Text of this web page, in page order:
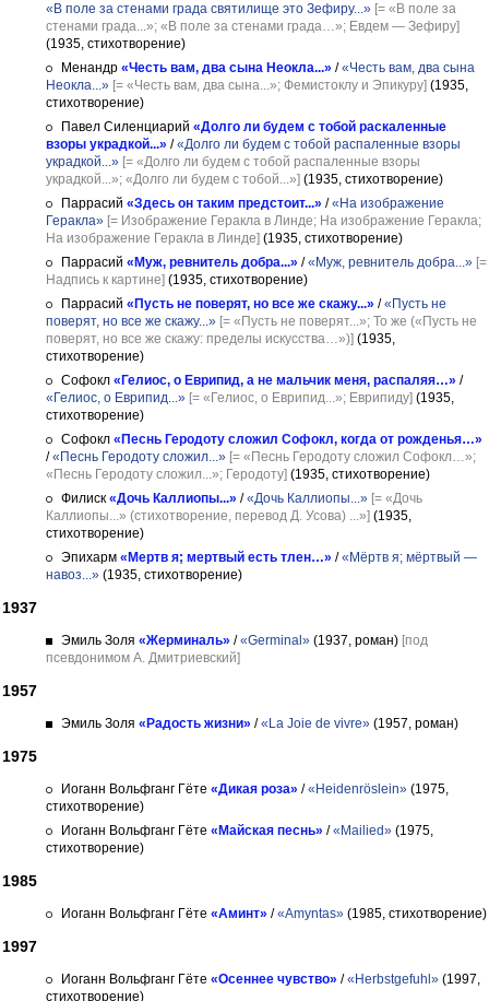
«В поле за стенами града святилище это Зефиру...» [= «В поле за
стенами града...»; «В поле за стенами града…»; Евдем — Зефиру]
(1935, стихотворение)
Менандр «Честь вам, два сына Неокла...» /«Честь вам, два сына
Неокла...» [= «Честь вам, два сына...»; Фемистоклу и Эпикуру] (1935,
стихотворение)
Павел Силенциарий «Долго ли будем с тобой раскаленные
взоры украдкой...» /«Долго ли будем с тобой распаленные взоры
украдкой...» [= «Долго ли будем с тобой распаленные взоры
украдкой...»; «Долго ли будем с тобой...»] (1935, стихотворение)
Паррасий «Здесь он таким предстоит...» /«На изображение
Геракла» [= Изображение Геракла в Линде; На изображение Геракла;
На изображение Геракла в Линде] (1935, стихотворение)
Паррасий «Муж, ревнитель добра...» /«Муж, ревнитель добра...» [=
Надпись к картине] (1935, стихотворение)
Паррасий «Пусть не поверят, но все же скажу...» /«Пусть не
поверят, но все же скажу...» [= «Пусть не поверят...»; То же («Пусть не
поверят, но все же скажу: пределы искусства…»)] (1935,
стихотворение)
Софокл «Гелиос, о Еврипид, а не мальчик меня, распаляя…» /
«Гелиос, о Еврипид...» [= «Гелиос, о Еврипид...»; Еврипиду] (1935,
стихотворение)
Софокл «Песнь Геродоту сложил Софокл, когда от рожденья…»
/«Песнь Геродоту сложил...» [= «Песнь Геродоту сложил Софокл…»;
«Песнь Геродоту сложил...»; Геродоту] (1935, стихотворение)
Филиск «Дочь Каллиопы...» /«Дочь Каллиопы...» [= «Дочь
Каллиопы...» (стихотворение, перевод Д. Усова) ...»] (1935,
стихотворение)
Эпихарм «Мертв я; мертвый есть тлен…» /«Мёртв я; мёртвый —
навоз...» (1935, стихотворение)
1937
Эмиль Золя «Жерминаль» /«Germinal» (1937, роман) [под
псевдонимом А. Дмитриевский]
1957
Эмиль Золя «Радость жизни» /«La Joie de vivre» (1957, роман)
1975
Иоганн Вольфганг Гёте «Дикая роза» /«Heidenröslein» (1975,
стихотворение)
Иоганн Вольфганг Гёте «Майская песнь» /«Mailied» (1975,
стихотворение)
1985
Иоганн Вольфганг Гёте «Аминт» /«Amyntas» (1985, стихотворение)
1997
Иоганн Вольфганг Гёте «Осеннее чувство» /«Herbstgefuhl» (1997,
стихотворение)